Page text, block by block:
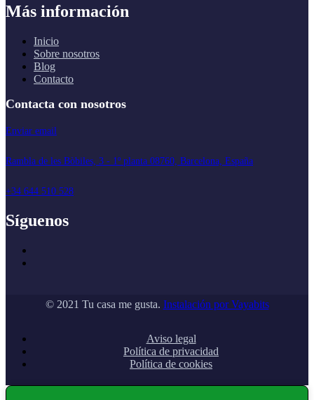
Más información
Inicio
Sobre nosotros
Blog
Contacto
Contacta con nosotros
Enviar email
Rambla de les Bòbiles, 3 - 1º planta 08760, Barcelona, España
+34 644 510 528
Síguenos
© 2021 Tu casa me gusta. Instalación por Vayabits
Aviso legal
Política de privacidad
Política de cookies